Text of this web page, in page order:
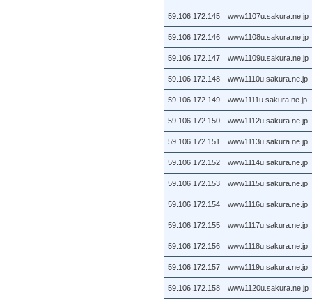
59.106.172.145 www1107u.sakura.ne.jp
59.106.172.146 www1108u.sakura.ne.jp
59.106.172.147 www1109u.sakura.ne.jp
59.106.172.148 www1110u.sakura.ne.jp
59.106.172.149 www1111u.sakura.ne.jp
59.106.172.150 www1112u.sakura.ne.jp
59.106.172.151 www1113u.sakura.ne.jp
59.106.172.152 www1114u.sakura.ne.jp
59.106.172.153 www1115u.sakura.ne.jp
59.106.172.154 www1116u.sakura.ne.jp
59.106.172.155 www1117u.sakura.ne.jp
59.106.172.156 www1118u.sakura.ne.jp
59.106.172.157 www1119u.sakura.ne.jp
59.106.172.158 www1120u.sakura.ne.jp